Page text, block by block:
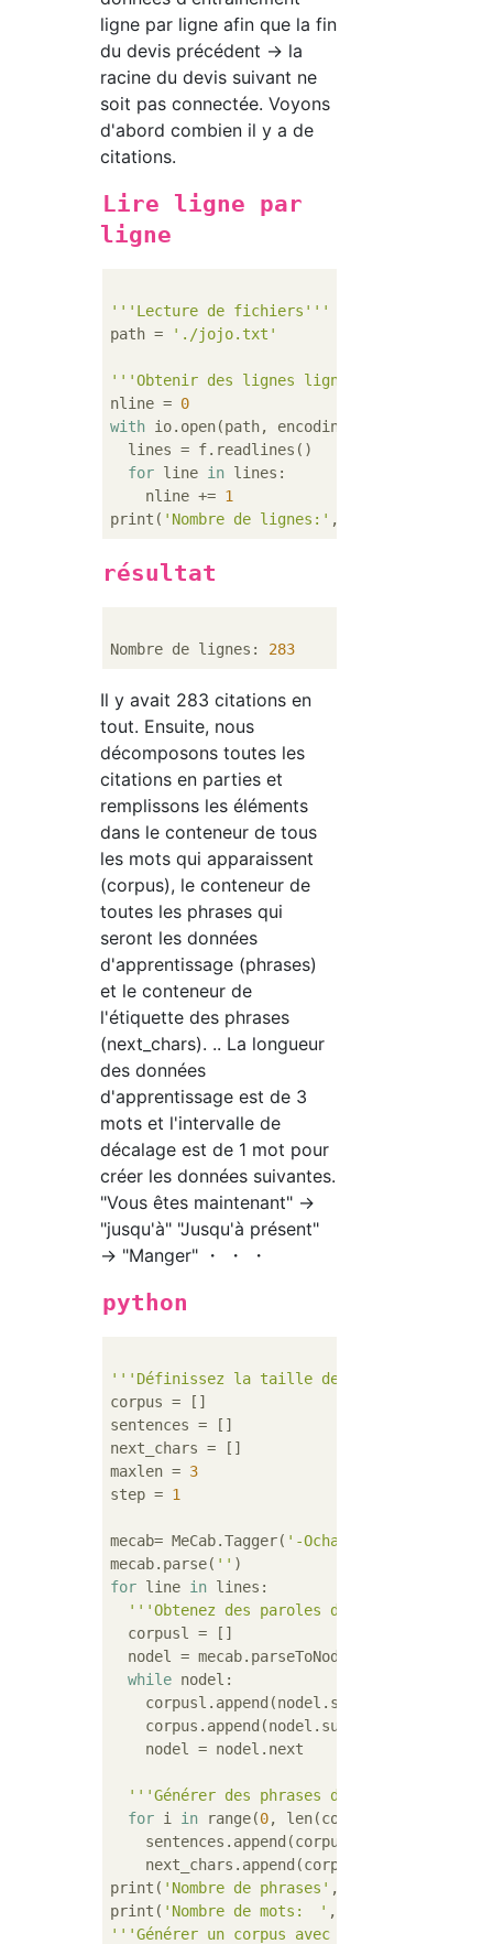
ligne par ligne afin que la fin
du devis précédent → la
racine du devis suivant ne
soit pas connectée. Voyons
d'abord combien il y a de
citations.
Lire ligne par
ligne
'''Lecture de fichiers'''
path =
'./jojo.txt'
'''Obtenir des lignes ligne par ligne'''
nline = 0
with io.open(path, encoding=
  lines = f.readlines()
for line in lines:
    nline +=
1
print( 'Nombre de lignes:'
résultat
Nombre de lignes: 283
Il y avait 283 citations en
tout. Ensuite, nous
décomposons toutes les
citations en parties et
remplissons les éléments
dans le conteneur de tous
les mots qui apparaissent
(corpus), le conteneur de
toutes les phrases qui
seront les données
d'apprentissage (phrases)
et le conteneur de
l'étiquette des phrases
(next_chars). .. La longueur
des données
d'apprentissage est de 3
mots et l'intervalle de
décalage est de 1 mot pour
créer les données suivantes.
"Vous êtes maintenant" →
"jusqu'à" "Jusqu'à présent"
→ "Manger" ・ ・ ・
python
'''Définissez la taille de la phrase et
corpus = []
sentences = []
next_chars = []
maxlen = 3
step = 1
mecab= MeCab.Tagger( '-Ochasen'
mecab.parse( ''
for line in lines:
'''Obtenez des paroles de partie pour
  corpusl = []
  nodel = mecab.parseToNode(line)
while nodel:
    corpusl.append(nodel.surface)
    corpus.append(nodel.surface)
    nodel = nodel.next
'''Générer des phrases d'apprentissage
for i in range(0, len(corpusl) - maxlen,
sentences.append(corpusl[i: i +
    next_chars.append(corpusl[i + maxlen])
print( 'Nombre de phrases' , len(sentences))
print( 'Nombre de mots:　'
'''Générer un corpus avec les mots en